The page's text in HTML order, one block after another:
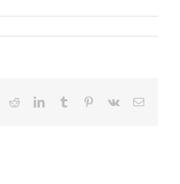
TwitterRedditLinkedInTumblr Pinterest
Vk
Correo